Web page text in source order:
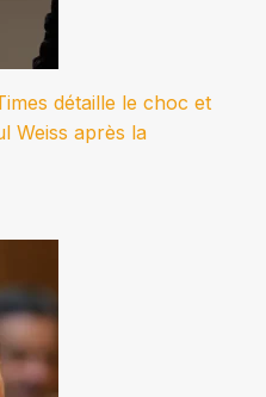
détaille le choc et
Weiss après la